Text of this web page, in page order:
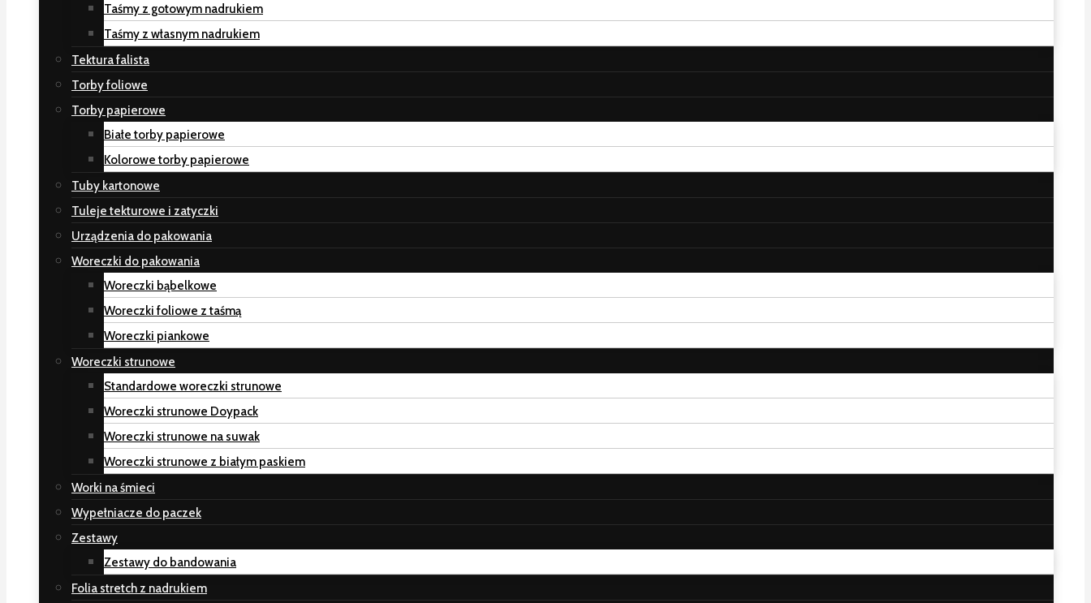
Taśmy z gotowym nadrukiem
Taśmy z własnym nadrukiem
Tektura falista
Torby foliowe
Torby papierowe
Białe torby papierowe
Kolorowe torby papierowe
Tuby kartonowe
Tuleje tekturowe i zatyczki
Urządzenia do pakowania
Woreczki do pakowania
Woreczki bąbelkowe
Woreczki foliowe z taśmą
Woreczki piankowe
Woreczki strunowe
Standardowe woreczki strunowe
Woreczki strunowe Doypack
Woreczki strunowe na suwak
Woreczki strunowe z białym paskiem
Worki na śmieci
Wypełniacze do paczek
Zestawy
Zestawy do bandowania
Folia stretch z nadrukiem